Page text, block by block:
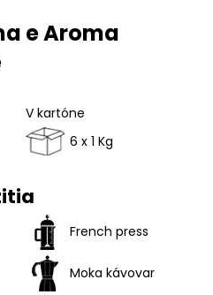
e Aroma
V kartóne
6 x 1 Kg
French press
Moka kávovar